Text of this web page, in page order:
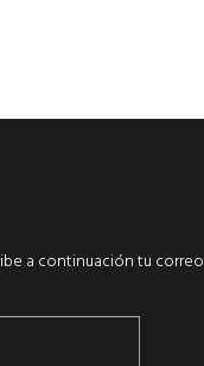
a continuación tu correo